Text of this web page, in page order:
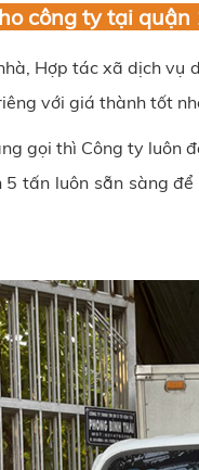
công ty tại quận
Hợp tác xã dịch
với giá thành tốt
gọi thì Công ty
tấn luôn sẵn sàng